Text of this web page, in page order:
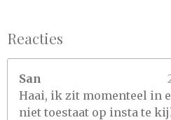
Reacties
San
Haai, ik zit momenteel in
niet toestaat op insta te